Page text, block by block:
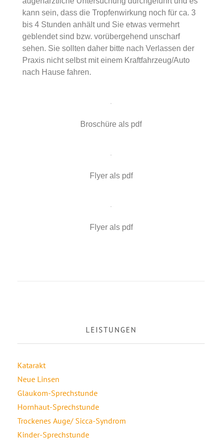
kann sein, dass die Tropfenwirkung noch für ca. 3
bis 4 Stunden anhält und Sie etwas vermehrt
geblendet sind bzw. vorübergehend unscharf
sehen. Sie sollten daher bitte nach Verlassen der
Praxis nicht selbst mit einem Kraftfahrzeug/Auto
nach Hause fahren.
Broschüre als pdf
Flyer als pdf
Flyer als pdf
LEISTUNGEN
Katarakt
Neue Linsen
Glaukom-Sprechstunde
Hornhaut-Sprechstunde
Trockenes Auge/ Sicca-Syndrom
Kinder-Sprechstunde